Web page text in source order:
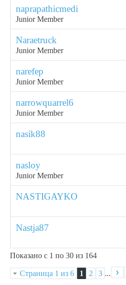
naprapathicmedi
Junior Member
Naraetruck
Junior Member
narefep
Junior Member
narrowquarrel6
Junior Member
nasik88
nasloy
Junior Member
NASTIGAYKO
Nastja87
Показано с 1 по 30 из 164
Страница 1 из 6 1 2 3 ...